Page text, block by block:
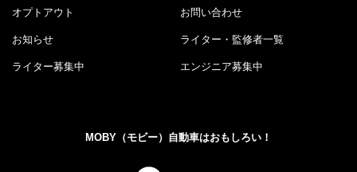
オプトアウト お問い合わせ
お知らせ ライター・監修者一覧
ライター募集中 エンジニア募集中
MOBY（モビー）自動車はおもしろい！